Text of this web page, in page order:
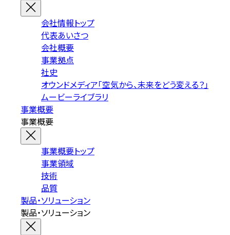
会社情報トップ
代表あいさつ
会社概要
事業拠点
社史
オウンドメディア「空気から、未来をどう変える？」
ムービーライブラリ
事業概要
事業概要
事業概要トップ
事業領域
技術
品質
製品・ソリューション
製品・ソリューション